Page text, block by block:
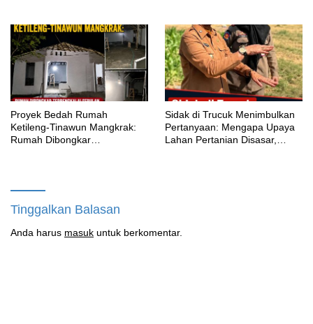
Proyek Bedah Rumah
Ketileng-Tinawun Mangkrak:
Rumah Dibongkar
‎Sidak di Trucuk Menimbulkan
Pertanyaan: Mengapa Upaya
Lahan Pertanian Disasar,
Tinggalkan Balasan
Anda harus masuk untuk berkomentar.